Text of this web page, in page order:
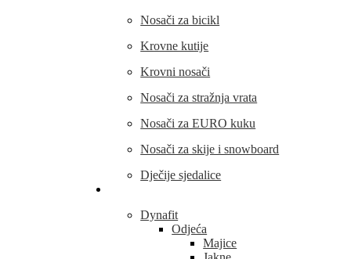
Nosači za bicikl
Krovne kutije
Krovni nosači
Nosači za stražnja vrata
Nosači za EURO kuku
Nosači za skije i snowboard
Dječije sjedalice
Dynafit
Odjeća
Majice